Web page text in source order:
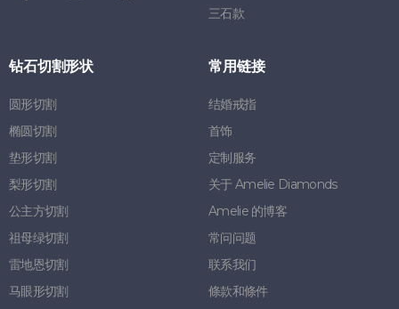
三石款
钻石切割形状
圆形切割
椭圆切割
垫形切割
梨形切割
公主方切割
祖母绿切割
雷地恩切割
马眼形切割
常用链接
结婚戒指
首饰
定制服务
关于 Amelie Diamonds
Amelie 的博客
常问问题
联系我们
條款和條件